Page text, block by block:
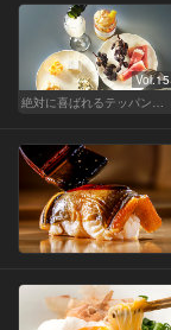
Vol.15
絶対に喜ばれるテッパン手土産